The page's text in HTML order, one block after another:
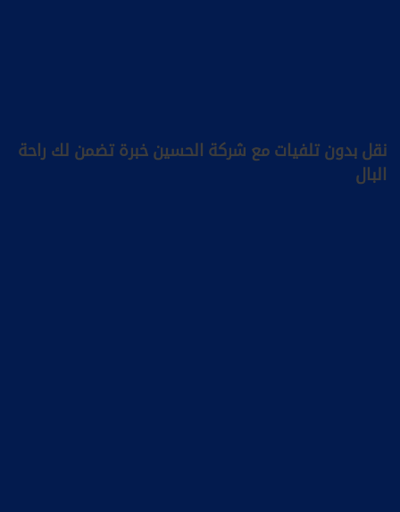
نقل بدون تلفيات مع شركة الحسين خبرة تضمن لك راحة
البال